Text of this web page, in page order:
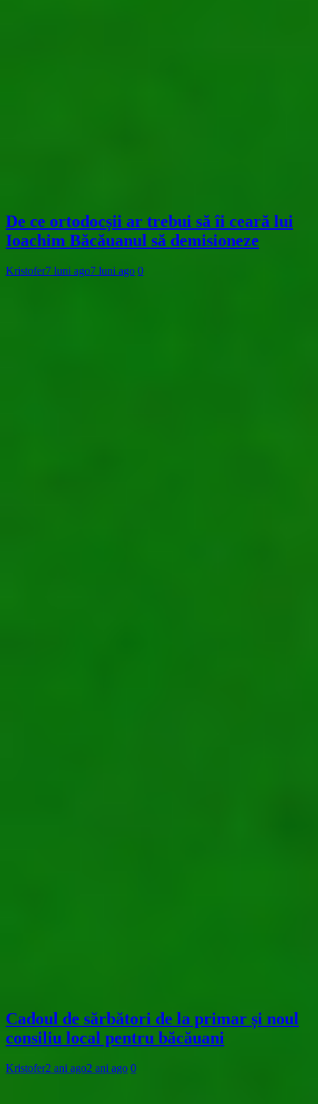
De ce ortodocșii ar trebui să îi ceară lui
Ioachim Băcăuanul să demisioneze
Kristofer7 luni ago7 luni ago 0
Cadoul de sărbători de la primar și noul
consiliu local pentru băcăuani
Kristofer2 ani ago2 ani ago 0